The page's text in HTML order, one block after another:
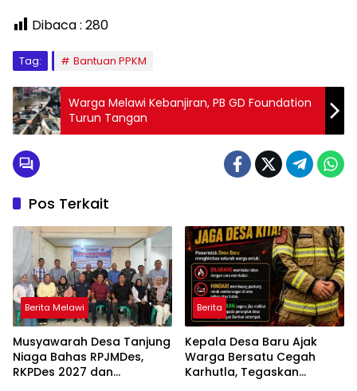
Dibaca : 280
Tag: Bantuan PPKM
Warga Melawi Kebanjiran, PB GD Foundation
Turun Tangan
Pos Terkait
Berita Melawi
Musyawarah Desa Tanjung
Niaga Bahas RPJMDes,
RKPDes 2027 dan
Berita
Kepala Desa Baru Ajak
Warga Bersatu Cegah
Karhutla, Tegaskan